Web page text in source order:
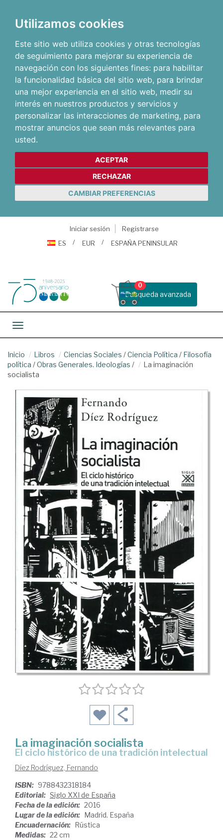
Utilizamos cookies
Este sitio web utiliza cookies y otras tecnologías
de seguimiento para mejorar su experiencia de
navegación con los siguientes fines: para habilitar
la funcionalidad básica del sitio web, para brindar
una mejor experiencia en el sitio web, medir su
interés en nuestros productos y servicios y
personalizar las interacciones de marketing, para
mostrar anuncios que sean más relevantes para
usted.
ACEPTAR
RECHAZAR
CAMBIAR PREFERENCIAS
Iniciar sesión
Registrarse
ES
EUR ESPAÑA PENINSULAR
Busqueda avanzada
0
Toggle navigation
Inicio Libros Ciencias Sociales /Ciencia Política / Filosofía
política /Obras Generales. Ideologías /
La imaginación
socialista
La imaginación socialista
el ciclo histórico de una tradición intelectual
Díez Rodríguez, Fernando
ISBN: 9788432318184
Editorial: Siglo XXI de España
Fecha de la edición: 2016
Lugar de la edición: Madrid. España
Encuadernación: Rústica
Medidas: 22 cm